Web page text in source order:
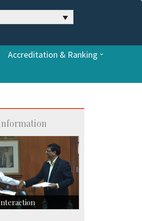
Accreditation & Ranking